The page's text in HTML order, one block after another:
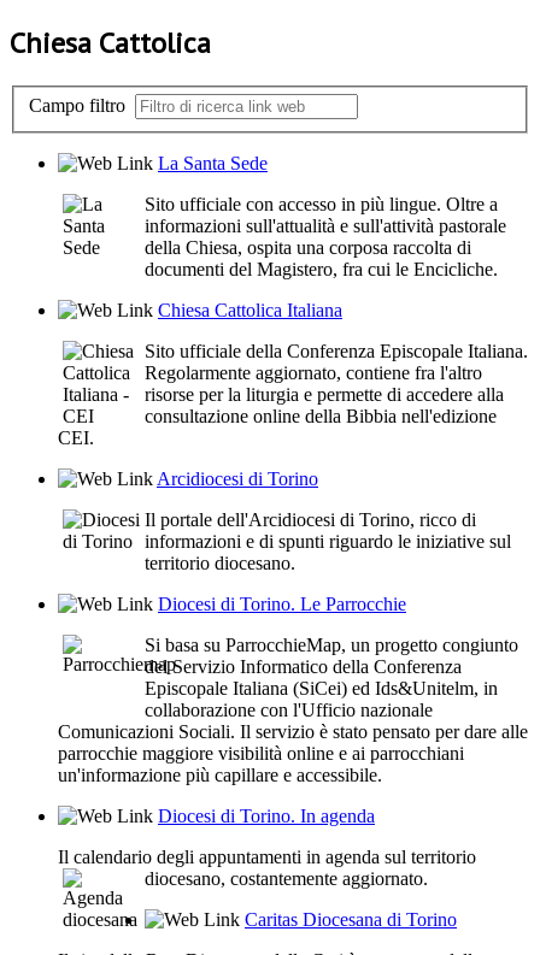
Chiesa Cattolica
Campo filtro
La Santa Sede
Sito ufficiale con accesso in più lingue. Oltre a
informazioni sull'attualità e sull'attività pastorale
della Chiesa, ospita una corposa raccolta di
documenti del Magistero, fra cui le Encicliche.
Chiesa Cattolica Italiana
Sito ufficiale della Conferenza Episcopale Italiana.
Regolarmente aggiornato, contiene fra l'altro
risorse per la liturgia e permette di accedere alla
consultazione online della Bibbia nell'edizione
CEI.
Arcidiocesi di Torino
Il portale dell'Arcidiocesi di Torino, ricco di
informazioni e di spunti riguardo le iniziative sul
territorio diocesano.
Diocesi di Torino. Le Parrocchie
Si basa su ParrocchieMap, un progetto congiunto
del Servizio Informatico della Conferenza
Episcopale Italiana (SiCei) ed Ids&Unitelm, in
collaborazione con l'Ufficio nazionale
Comunicazioni Sociali. Il servizio è stato pensato per dare alle
parrocchie maggiore visibilità online e ai parrocchiani
un'informazione più capillare e accessibile.
Diocesi di Torino. In agenda
Il calendario degli appuntamenti in agenda sul territorio
diocesano, costantemente aggiornato.
Caritas Diocesana di Torino